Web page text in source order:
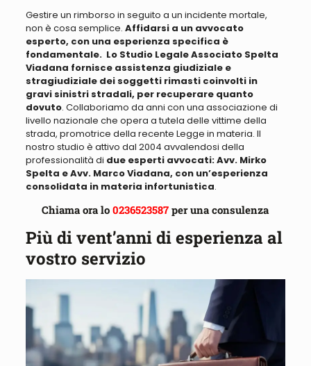
Gestire un rimborso in seguito a un incidente mortale,
non è cosa semplice. Affidarsi a un avvocato
esperto, con una esperienza specifica è
fondamentale. Lo Studio Legale Associato Spelta
Viadana fornisce assistenza giudiziale e
stragiudiziale dei soggetti rimasti coinvolti in
gravi sinistri stradali, per recuperare quanto
dovuto. Collaboriamo da anni con una associazione di
livello nazionale che opera a tutela delle vittime della
strada, promotrice della recente Legge in materia. Il
nostro studio è attivo dal 2004 avvalendosi della
professionalità di due esperti avvocati: Avv. Mirko
Spelta e Avv. Marco Viadana, con un’esperienza
consolidata in materia infortunistica.
Chiama ora lo0236523587 per una consulenza
Più di vent’anni di esperienza al
vostro servizio